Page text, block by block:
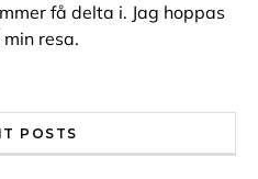
få delta i. Jag hoppas
resa.
POSTS